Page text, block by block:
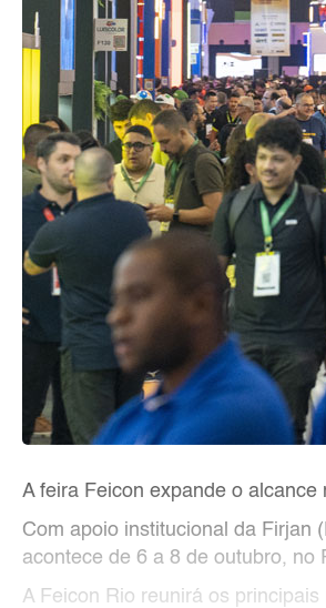
A feira Feicon expande o
Com apoio institucional da Firjan
acontece de 6 a 8 de outubro, no
A Feicon Rio reunirá os